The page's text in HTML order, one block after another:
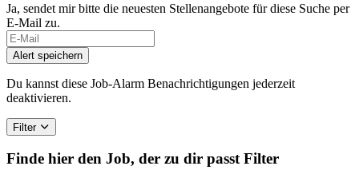
Ja, sendet mir bitte die neuesten Stellenangebote für diese Suche per
E-Mail zu.
If
you
are
a
human,
this
field
Alert speichern
Du kannst diese Job-Alarm Benachrichtigungen jederzeit
deaktivieren.
Filter
Finde hier den Job, der zu dir passt Filter